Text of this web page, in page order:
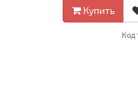
Купить
Код